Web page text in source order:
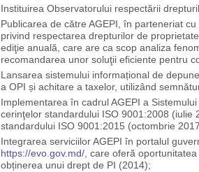
Instituirea Observatorului respectării
Publicarea de către AGEPI, în parteneriat
privind respectarea drepturilor de
ediţie anuală, care are ca scop analiza
recomandarea unor soluţii eficiente pentru
Lansarea sistemului informațional de
a OPI și achitare a taxelor, utilizând
Implementarea în cadrul AGEPI a
cerinţelor standardului ISO 9001:2008 (iulie
standardului ISO 9001:2015 (octombrie
Integrarea serviciilor AGEPI în portalul
https://evo.gov.md/, care oferă
obținerea unui drept de PI (2014);